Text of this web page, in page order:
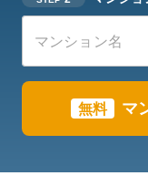
無料 マ